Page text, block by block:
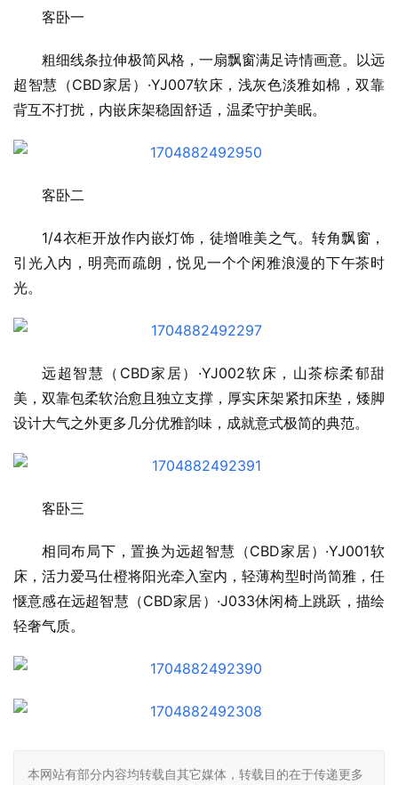
客卧一
粗细线条拉伸极简风格，一扇飘窗满足诗情画意。以远
超智慧（CBD家居）·YJ007软床，浅灰色淡雅如棉，双靠
背互不打扰，内嵌床架稳固舒适，温柔守护美眠。
客卧二
1/4衣柜开放作内嵌灯饰，徒增唯美之气。转角飘窗，
引光入内，明亮而疏朗，悦见一个个闲雅浪漫的下午茶时
光。
远超智慧（CBD家居）·YJ002软床，山茶棕柔郁甜
美，双靠包柔软治愈且独立支撑，厚实床架紧扣床垫，矮脚
设计大气之外更多几分优雅韵味，成就意式极简的典范。
客卧三
相同布局下，置换为远超智慧（CBD家居）·YJ001软
床，活力爱马仕橙将阳光牵入室内，轻薄构型时尚简雅，任
惬意感在远超智慧（CBD家居）·J033休闲椅上跳跃，描绘
轻奢气质。
本网站有部分内容均转载自其它媒体，转载目的在于传递更多